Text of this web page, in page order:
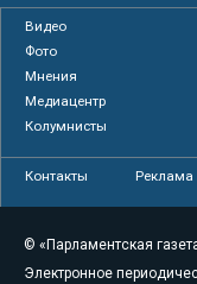
Видео
Фото
Мнения
Медиацентр
Колумнисты
Контакты Реклама
© «Парламентская
Электронное